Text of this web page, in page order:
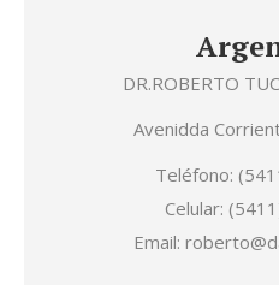
DR.ROBERTO
Avenidda
Teléfono:
Celular:
Email: